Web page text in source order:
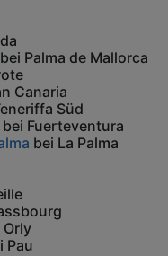
bei Palma de Mallorca
Canaria
Süd
bei Fuerteventura
bei La Palma
Orly
Pau